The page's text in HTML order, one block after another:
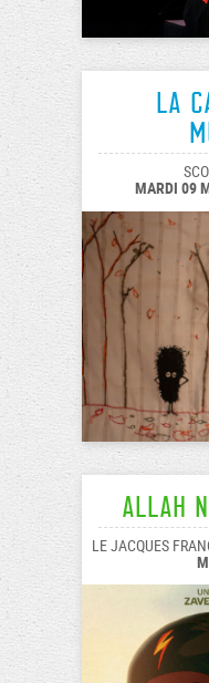
La
MARDI 09
Allah
LE JACQUES